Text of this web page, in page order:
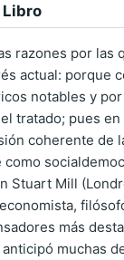
Libro
razones por las
actual: porque
notables y
tratado; pues
coherente de
como
Stuart Mill
más
muchas